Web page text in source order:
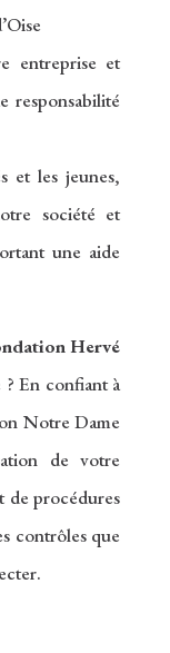
entreprise et
responsabilité
et les jeunes,
société et
une aide
Hervé
En confiant à
Notre Dame
de votre
de procédures
contrôles que